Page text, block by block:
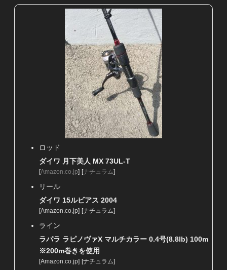
ロッド
ダイワ 月下美人 MX 73UL-T
[Amazon.co.jp] [ナチュラム]
リール
ダイワ 15ルビアス 2004
[Amazon.co.jp] [ナチュラム]
ライン
ラパラ ラピノヴァX マルチカラー 0.4号(8.8lb) 100m
※200m巻きを使用
[Amazon.co.jp] [ナチュラム]